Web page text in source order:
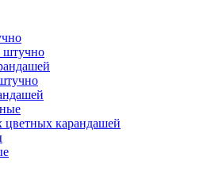
штучно
карандашей